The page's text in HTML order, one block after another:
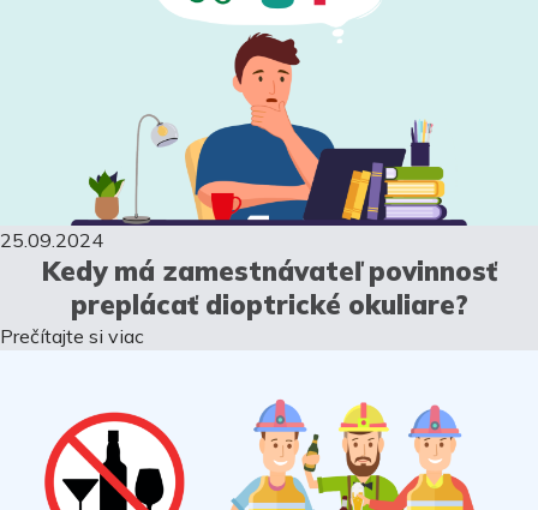
25.09.2024
Kedy má zamestnávateľ povinnosť
preplácať dioptrické okuliare?
Prečítajte si viac